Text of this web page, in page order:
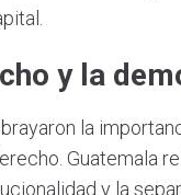
y la
la
Guatemala
y la